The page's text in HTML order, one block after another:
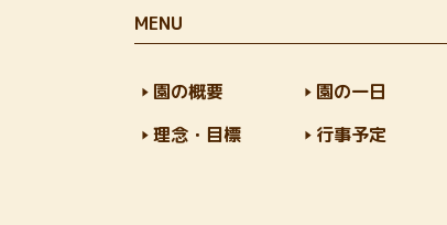
MENU
園の概要
理念・目標
園の一日
行事予定